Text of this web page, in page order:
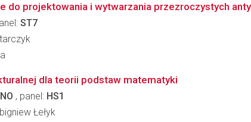
do projektowania i wytwarzania przezroczystych
ST7
dla teorii podstaw matematyki
, panel: HS1
Łełyk